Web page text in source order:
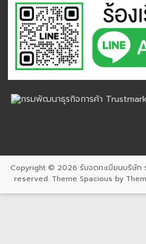
Copyright © 2026 รับจดทะเบียนบริษั
reserved. ThemeSpacious by